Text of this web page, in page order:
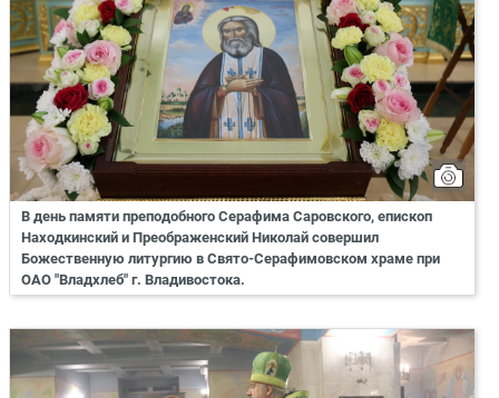
В день памяти преподобного Серафима Саровского, епископ
Находкинский и Преображенский Николай совершил
Божественную литургию в Свято-Серафимовском храме при
ОАО "Владхлеб" г. Владивостока.